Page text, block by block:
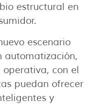
estructural en
escenario
automatización,
con el
puedan ofrecer
y